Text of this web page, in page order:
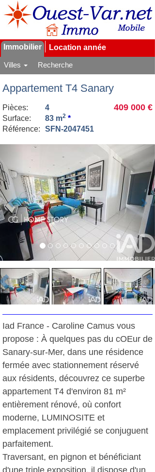
Immobilier Location année
Villes Recherche
Appartement T4 Sanary
409 000 €
Pièces:
4
Surface:
83 m2 *
Référence:
SFN-2047451
Iad France - Caroline Camus vous
propose : À quelques pas du cOEur de
Sanary-sur-Mer, dans une résidence
fermée avec stationnement réservé
aux résidents, découvrez ce superbe
appartement T4 d'environ 81 m²
entièrement rénové, où confort
moderne, LUMINOSITE et
emplacement privilégié se conjuguent
parfaitement.
Traversant, en pignon et bénéficiant
d'une triple exposition, il dispose d'un